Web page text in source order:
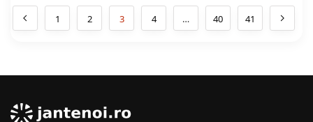
1 2 3 4 … 40 41